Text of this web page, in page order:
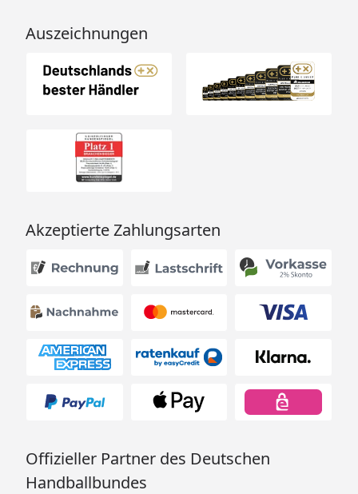
Auszeichnungen
Akzeptierte Zahlungsarten
Offizieller Partner des Deutschen
Handballbundes